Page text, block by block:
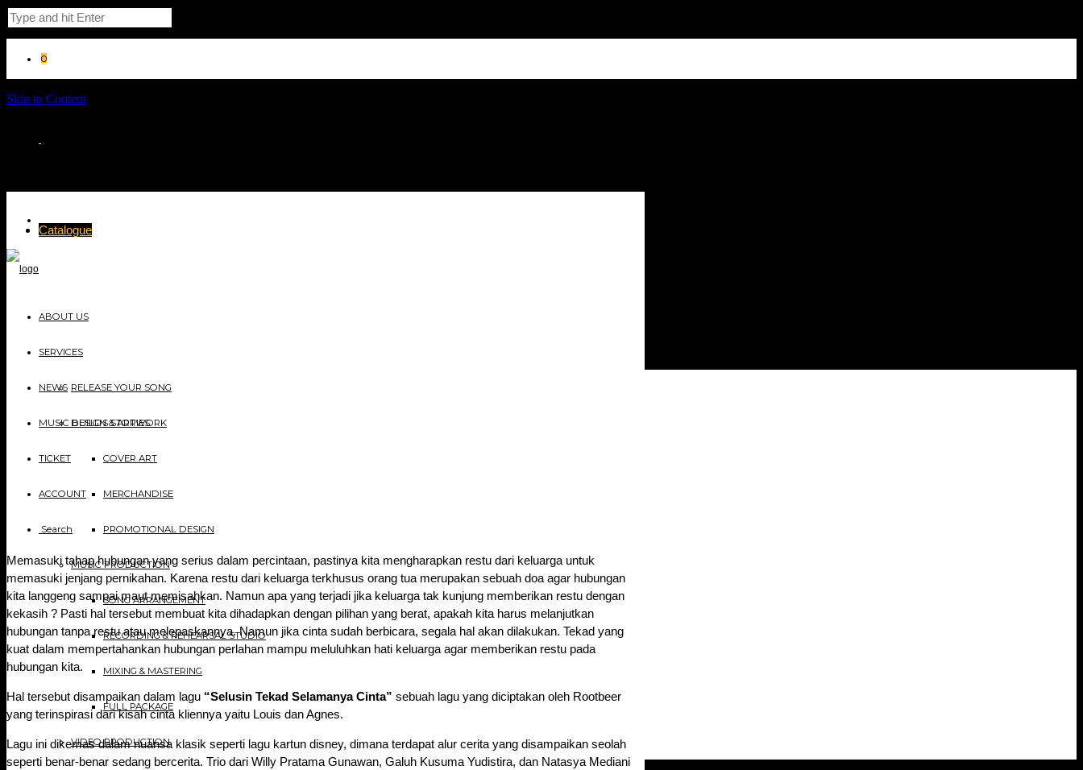
0
ABOUT US
SERVICES
RELEASE YOUR SONG
DESIGN & ARTWORK
COVER ART
MERCHANDISE
PROMOTIONAL DESIGN
MUSIC PRODUCTION
SONG ARRANGEMENT
RECORDING & REHEARSAL STUDIO
MIXING & MASTERING
FULL PACKAGE
VIDEO PRODUCTION
NEWS
MUSIC BUILDS STORIES
TICKET
ACCOUNT
Search
Skip to Content
Catalogue
Memasuki tahap hubungan yang serius dalam percintaan, pastinya kita mengharapkan restu dari keluarga untuk
memasuki jenjang pernikahan. Karena restu dari keluarga terkhusus orang tua merupakan sebuah doa agar hubungan
kita langgeng sampai maut memisahkan. Namun apa yang terjadi jika keluarga tak kunjung memberikan restu dengan
kekasih ? Pasti hal tersebut membuat kita dihadapkan dengan pilihan yang berat, apakah kita harus melanjutkan
hubungan tanpa restu atau melepaskannya. Namun jika cinta sudah berbicara, segala hal akan dilakukan. Tekad yang
kuat dalam mempertahankan hubungan perlahan mampu meluluhkan hati keluarga agar memberikan restu pada
hubungan kita.
Hal tersebut disampaikan dalam lagu “Selusin Tekad Selamanya Cinta” sebuah lagu yang diciptakan oleh Rootbeer
yang terinspirasi dari kisah cinta kliennya yaitu Louis dan Agnes.
Lagu ini dikemas dalam nuansa klasik seperti lagu kartun disney, dimana terdapat alur cerita yang disampaikan seolah
seperti benar-benar sedang bercerita. Trio dari Willy Pratama Gunawan, Galuh Kusuma Yudistira, dan Natasya Mediani